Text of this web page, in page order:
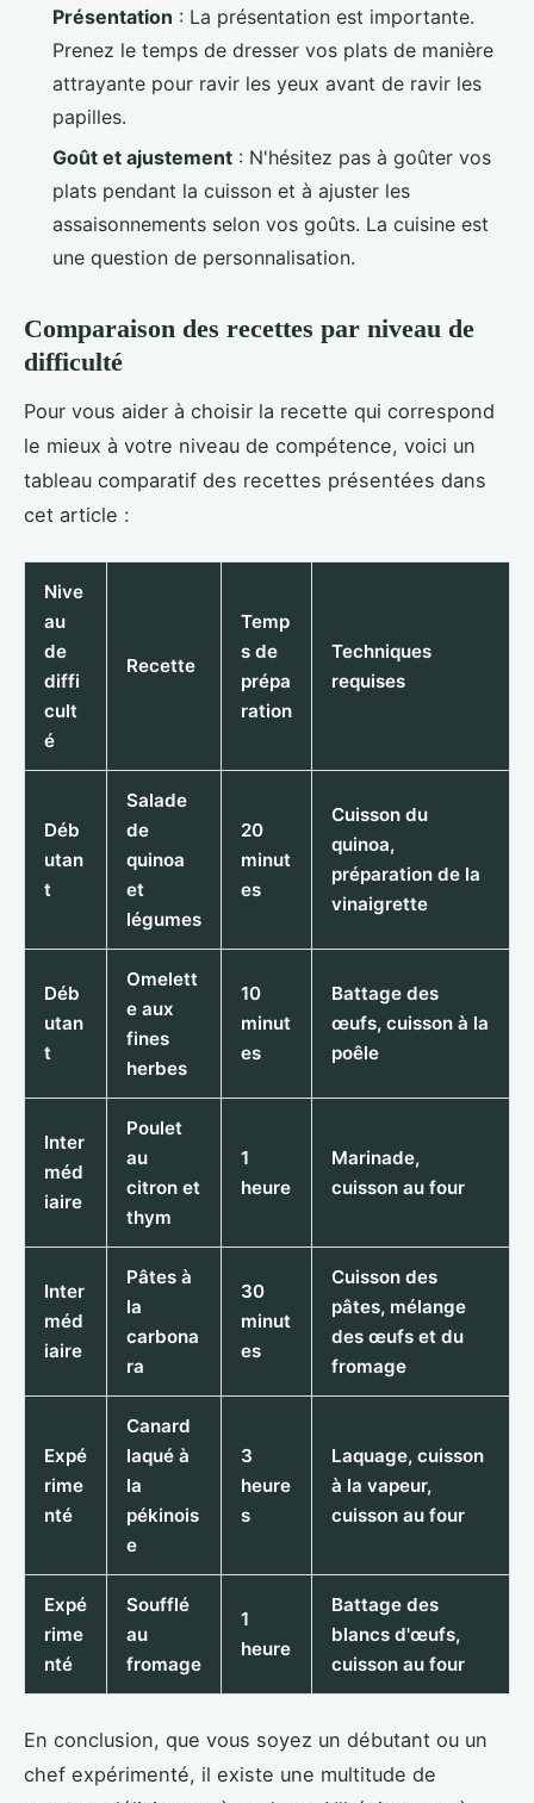
Présentation : La présentation est importante.
Prenez le temps de dresser vos plats de manière
attrayante pour ravir les yeux avant de ravir les
papilles.
Goût et ajustement : N'hésitez pas à goûter vos
plats pendant la cuisson et à ajuster les
assaisonnements selon vos goûts. La cuisine est
une question de personnalisation.
Comparaison des recettes par niveau de
difficulté
Pour vous aider à choisir la recette qui correspond
le mieux à votre niveau de compétence, voici un
tableau comparatif des recettes présentées dans
cet article :
Nive
au
de
diffi
cult
é
Recette
Temp
s de
prépa
ration
Techniques
requises
Déb
utan
t
Salade
de
quinoa
et
légumes
20
minut
es
Cuisson du
quinoa,
préparation de la
vinaigrette
Déb
utan
t
Omelett
e aux
fines
herbes
10
minut
es
Battage des
œufs, cuisson à la
poêle
Inter
méd
iaire
Poulet
au
citron et
thym
1
heure
Marinade,
cuisson au four
Inter
méd
iaire
Pâtes à
la
carbona
ra
30
minut
es
Cuisson des
pâtes, mélange
des œufs et du
fromage
Expé
rime
nté
Canard
laqué à
la
pékinois
e
3
heure
s
Laquage, cuisson
à la vapeur,
cuisson au four
Expé
rime
nté
Soufflé
au
fromage
1
heure
Battage des
blancs d'œufs,
cuisson au four
En conclusion, que vous soyez un débutant ou un
chef expérimenté, il existe une multitude de